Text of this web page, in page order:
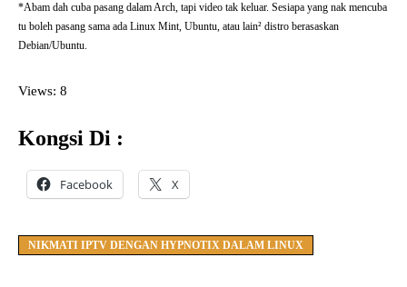
*Abam dah cuba pasang dalam Arch, tapi video tak keluar. Sesiapa yang nak mencuba
tu boleh pasang sama ada Linux Mint, Ubuntu, atau lain² distro berasaskan
Debian/Ubuntu.
Views: 8
Kongsi Di :
Facebook X
NIKMATI IPTV DENGAN HYPNOTIX DALAM LINUX